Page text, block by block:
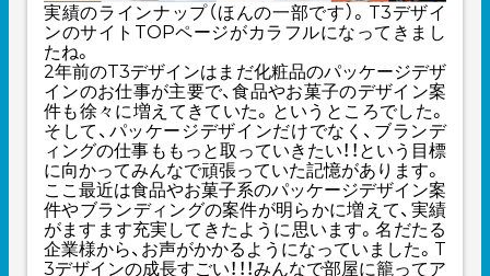
実績のラインナップ（ほんの一部です）。T3デザイ
ンのサイトTOPページがカラフルになってきまし
たね。
2年前のT3デザインはまだ化粧品のパッケージデザ
インのお仕事が主要で、食品やお菓子のデザイン案
件も徐々に増えてきていた。というところでした。
そして、パッケージデザインだけでなく、ブランデ
ィングの仕事ももっと取っていきたい！！という目標
に向かってみんなで頑張っていた記憶があります。
ここ最近は食品やお菓子系のパッケージデザイン案
件やブランディングの案件が明らかに増えて、実績
がますます充実してきたように思います。名だたる
企業様から、お声がかかるようになっていました。T
3デザインの成長すごい！！！みんなで部屋に籠ってア